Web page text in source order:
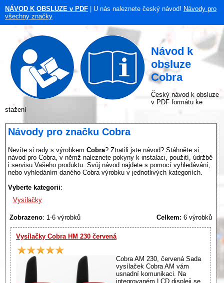
NÁVOD K OBSLUZE v PDF | U nás naleznete český návod! Návody pro
všechny značky
Návod k
obsluze
Cobra
Český návod k obsluze
v PDF formátu ke
stažení
Návody pro značku Cobra
Nevíte si rady s výrobkem Cobra? Ztratili jste návod? Stáhněte si
návod pro Cobra, v němž naleznete pokyny k instalaci, použití, údržbě
i servisu Vašeho produktu. Svůj návod najdete s pomocí vyhledávání,
nebo vyhledáním daného Cobra výrobku v jednotlivých kategoriích.
Vyberte kategorii:
Vysílačky
Zobrazeno: 1-6 výrobků Celkem: 6 výrobků
Vysílačky Cobra HM 230 červená
Cobra AM 230, červená Sada
vysílaček Cobra AM vám
usnadní komunikaci. Na
integrovaném LCD displeji se